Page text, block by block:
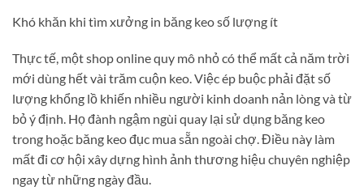
Khó khăn khi tìm xưởng in băng keo số lượng ít
Thực tế, một shop online quy mô nhỏ có thể mất cả năm trời
mới dùng hết vài trăm cuộn keo. Việc ép buộc phải đặt số
lượng khổng lồ khiến nhiều người kinh doanh nản lòng và từ
bỏ ý định. Họ đành ngậm ngùi quay lại sử dụng băng keo
trong hoặc băng keo đục mua sẵn ngoài chợ. Điều này làm
mất đi cơ hội xây dựng hình ảnh thương hiệu chuyên nghiệp
ngay từ những ngày đầu.